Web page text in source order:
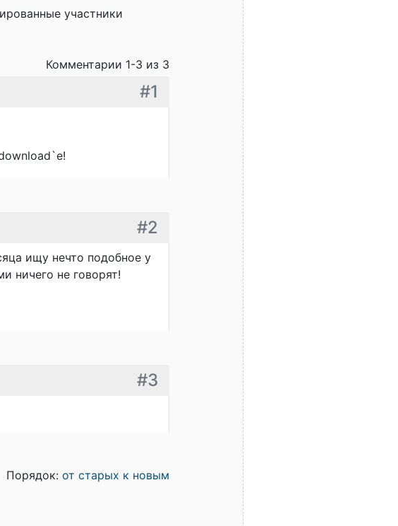
участники
Комментарии 1-3 из 3
#1
#2
ищу нечто подобное у
ничего не говорят!
#3
Порядок: от старых к новым